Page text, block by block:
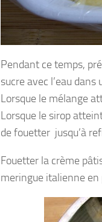
Pendant ce temps,
sucre avec l’eau
Lorsque le mélange
Lorsque le sirop
de fouetter jusqu’à
Fouetter la crème
meringue italienne en